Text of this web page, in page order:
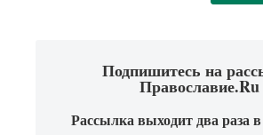
Подпишитесь на
Православие.Ru
Рассылка выходит два раза